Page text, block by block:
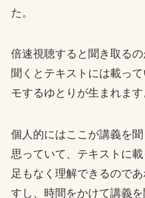
た。
倍速視聴すると聞き取る
聞くとテキストには載っ
モするゆとりが生まれます
個人的にはここが講義を
思っていて、テキストに
足もなく理解できるので
すし、時間をかけて講義を